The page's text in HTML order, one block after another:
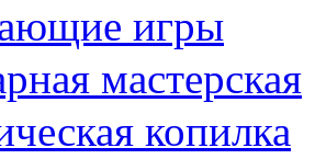
игры
мастерская
копилка